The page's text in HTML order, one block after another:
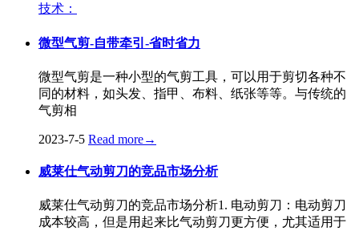
技术：
微型气剪-自带牵引-省时省力
微型气剪是一种小型的气剪工具，可以用于剪切各种不
同的材料，如头发、指甲、布料、纸张等等。与传统的
气剪相
2023-7-5 Read more→
威莱仕气动剪刀的竞品市场分析
威莱仕气动剪刀的竞品市场分析1. 电动剪刀：电动剪刀
成本较高，但是用起来比气动剪刀更方便，尤其适用于